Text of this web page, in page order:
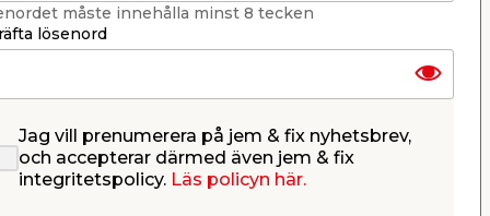
Plasttak 1090 x 3640 mm
måste innehålla minst 8 tecken
lösenord
Jag vill prenumerera på jem & fix nyhetsbrev,
och accepterar därmed även jem & fix
integritetspolicy. Läs policyn här.